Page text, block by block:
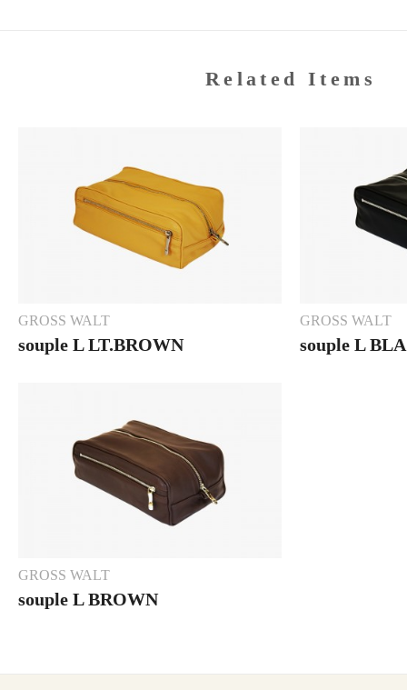
Related Items
GROSS WALT
souple L LT.BROWN
GROSS WALT
souple L
GROSS WALT
souple L BROWN